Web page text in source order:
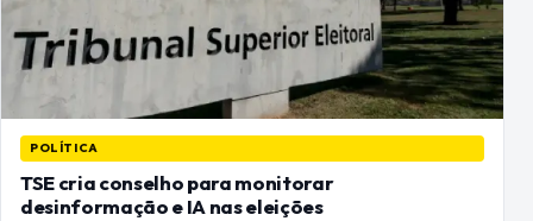
POLÍTICA
TSE cria conselho para monitorar
desinformação e IA nas eleições